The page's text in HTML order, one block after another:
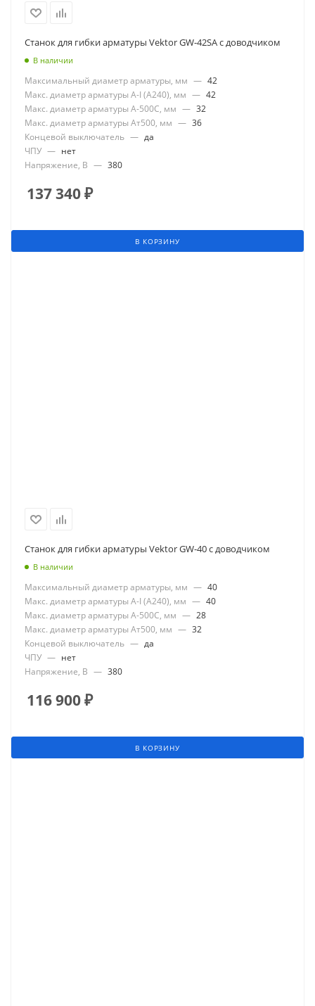
Станок для гибки арматуры Vektor GW-42SA с доводчиком
В наличии
Максимальный диаметр арматуры, мм — 42
Макс. диаметр арматуры А-I (А240), мм — 42
Макс. диаметр арматуры А-500С, мм — 32
Макс. диаметр арматуры Ат500, мм — 36
Концевой выключатель — да
ЧПУ — нет
Напряжение, В — 380
137 340₽
В КОРЗИНУ
Станок для гибки арматуры Vektor GW-40 с доводчиком
В наличии
Максимальный диаметр арматуры, мм — 40
Макс. диаметр арматуры А-I (А240), мм — 40
Макс. диаметр арматуры А-500С, мм — 28
Макс. диаметр арматуры Ат500, мм — 32
Концевой выключатель — да
ЧПУ — нет
Напряжение, В — 380
116 900₽
В КОРЗИНУ